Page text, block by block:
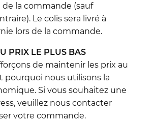
la commande (sauf
Le colis sera livré à
lors de la commande.
PRIX LE PLUS BAS
de maintenir les prix au
pourquoi nous utilisons la
Si vous souhaitez une
veuillez nous contacter
votre commande.